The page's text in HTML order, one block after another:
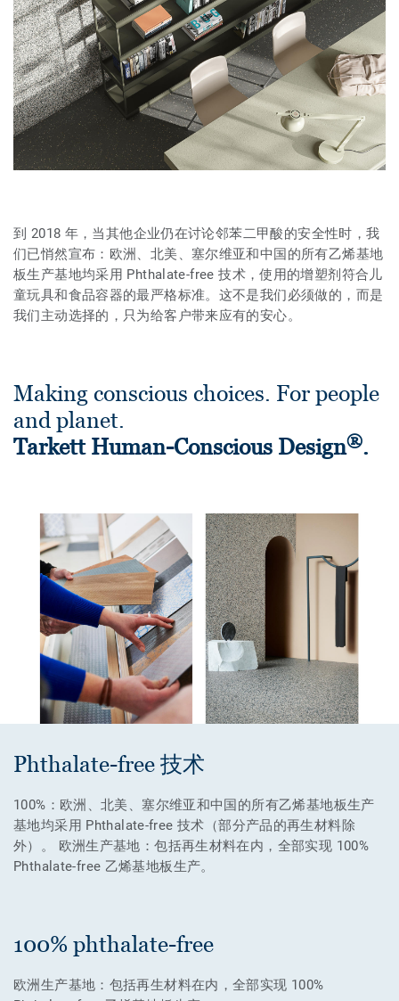
到 2018 年，当其他企业仍在讨论邻苯二甲酸的安全性时，我
们已悄然宣布：欧洲、北美、塞尔维亚和中国的所有乙烯基地
板生产基地均采用 Phthalate-free 技术，使用的增塑剂符合儿
童玩具和食品容器的最严格标准。这不是我们必须做的，而是
我们主动选择的，只为给客户带来应有的安心。
Making conscious choices. For people
and planet.
Tarkett Human-Conscious Design®.
Phthalate-free 技术
100%：欧洲、北美、塞尔维亚和中国的所有乙烯基地板生产
基地均采用 Phthalate-free 技术（部分产品的再生材料除
外）。 欧洲生产基地：包括再生材料在内，全部实现 100%
Phthalate-free 乙烯基地板生产。
100% phthalate-free
欧洲生产基地：包括再生材料在内，全部实现 100%